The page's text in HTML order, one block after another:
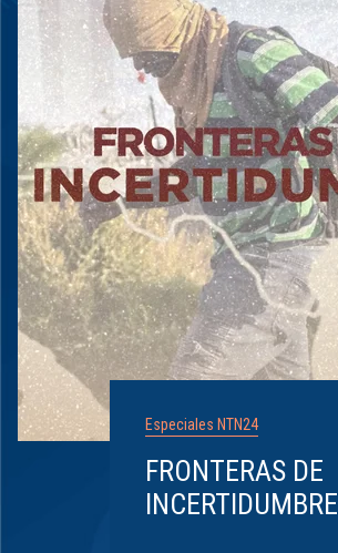
Especiales NTN24
FRONTERAS DE
INCERTIDUMBRE